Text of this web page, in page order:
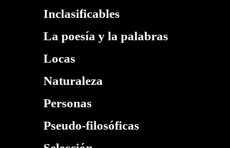
Inclasificables
La poesía y la palabras
Locas
Naturaleza
Personas
Pseudo-filosóficas